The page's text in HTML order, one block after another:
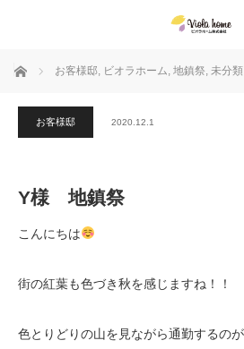
ホーム お客様邸, ビオラホーム, 地鎮祭, 未分類
お客様邸 2020.12.1
Y様 地鎮祭
こんにちは
街の紅葉も色づき秋を感じますね！！
色とりどりの山を見ながら通勤するの